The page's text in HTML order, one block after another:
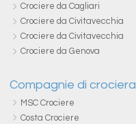
Crociere da Cagliari
Crociere da Civitavecchia
Crociere da Civitavecchia
Crociere da Genova
Compagnie di crociera
MSC Crociere
Costa Crociere